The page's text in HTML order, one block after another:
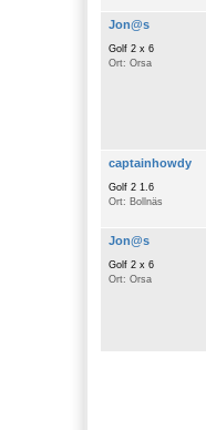
Jon@s
Golf 2 x 6
Ort: Orsa
captainhowdy
Golf 2 1.6
Ort: Bollnäs
Jon@s
Golf 2 x 6
Ort: Orsa